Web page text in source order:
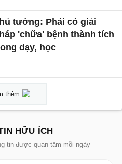
tướng: Phải có giải
'chữa' bệnh thành tích
dạy, học
thêm
HỮU ÍCH
tin được quan tâm mỗi ngày